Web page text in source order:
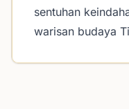
sentuhan
warisan budaya